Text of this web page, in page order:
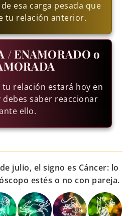
esa carga pesada que
tu relación anterior.
/ ENAMORADO o
tu relación estará hoy en
debes saber reaccionar
ello.
julio, el signo es Cáncer: lo
estés o no con pareja.